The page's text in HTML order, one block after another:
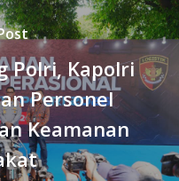
Polri, Kapolri
Personel
Keamanan